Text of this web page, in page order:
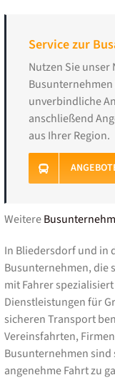
Service zur
Nutzen Sie
unverbindliche
anschließend
aus Ihrer Region.
Weitere
In Bliedersdorf und in
Busunternehmen, die
mit Fahrer
Dienstleistungen für
sicheren Transport
Vereinsfahrten,
Busunternehmen sind
angenehme Fahrt zu